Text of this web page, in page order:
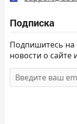
Подписка
Подпишитесь на
новости о сайте